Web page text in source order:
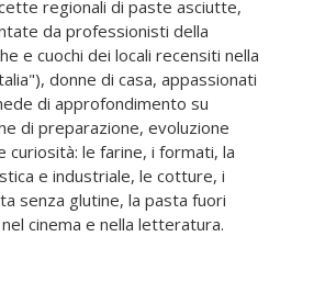
regionali di paste asciutte,
da professionisti della
e cuochi dei locali recensiti nella
donne di casa, appassionati
di approfondimento su
di preparazione, evoluzione
curiosità: le farine, i formati, la
e industriale, le cotture, i
senza glutine, la pasta fuori
cinema e nella letteratura.